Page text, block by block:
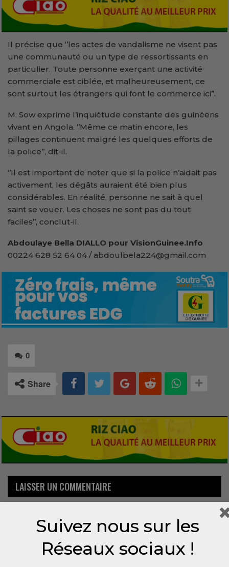
Il précise que ‘’les actes de vandalisme ne visent pas
une communauté ou un type de ressortissants en
particulier. Toute personne exerçant une activité
commerciale est ciblée, et malheureusement, ce
sont surtout les étrangers qui font le commerce ici’’.
M. Sow exprime l’inquiétude constante des guinéens
vivant en Angola. ‘’Même ce matin encore, les
pillages continuent malgré les quelques efforts de
la police’’, dit-il.
‘’Il est important de noter que si la police n’aidait pas
activement, les dégâts auraient été bien plus
considérables. En réalité, personne ne sait à quel
saint se vouer. Les choses ne sont pas du tout
faciles’’, conclut-il.
Abdoulaye Bella DIALLO pour VisionGuinee.Info
00224 628 52 64 04 / abdoulbela224@gmail.com
0
Share
LAISSER UN COMMENTAIRE
Suivez nous sur les
Réseaux sociaux !